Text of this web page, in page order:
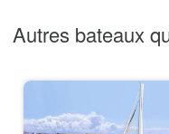
Autres bateaux